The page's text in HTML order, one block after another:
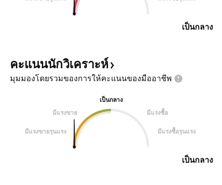
เป็นกลาง
คะแนนนักวิเคราะห์
มุมมองโดยรวมของการให้คะแนนของมืออาชีพ
เป็นกลาง
มีแรงขาย
มีแรงซื้อ
มีแรงขายรุนแรง มีแรงซื้อรุนแรง
เป็นกลาง